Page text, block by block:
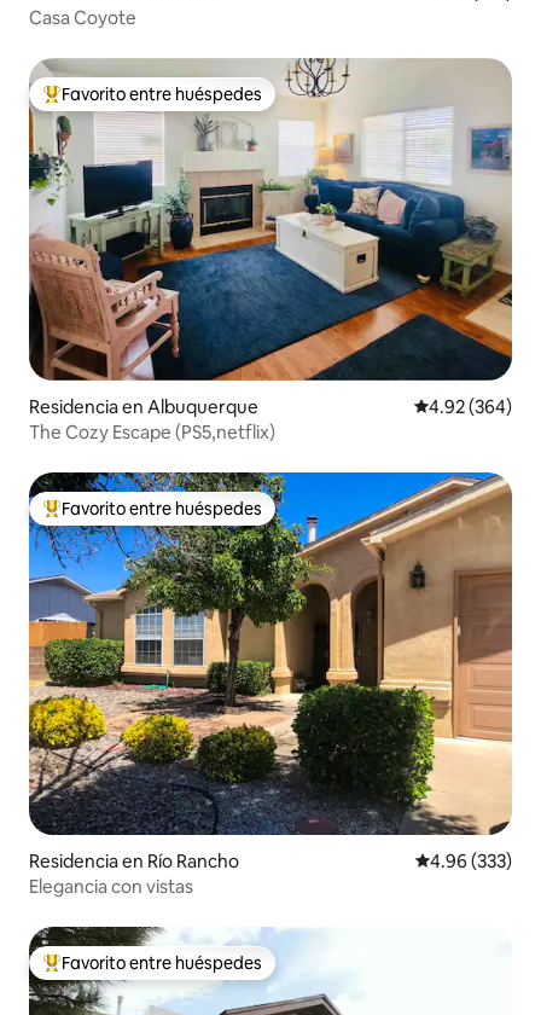
Casa Coyote
De los mejores en Favorito entre huéspedes
Favorito entre huéspedes
Residencia en Albuquerque Calificación
4.92 (364)
The Cozy Escape (PS5,netflix)
De los mejores en Favorito entre huéspedes
Favorito entre huéspedes
Residencia en Río Rancho Calificación
4.96 (333)
Elegancia con vistas
De los mejores en Favorito entre huéspedes
Favorito entre huéspedes